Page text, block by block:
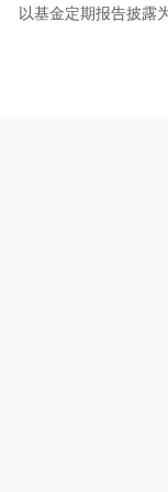
以基金定期报告披露